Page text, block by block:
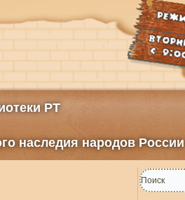
РТ
наследия народов России